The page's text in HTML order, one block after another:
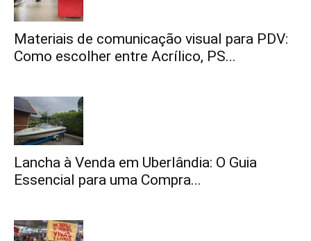
Materiais de comunicação visual para PDV:
Como escolher entre Acrílico, PS...
Lancha à Venda em Uberlândia: O Guia
Essencial para uma Compra...